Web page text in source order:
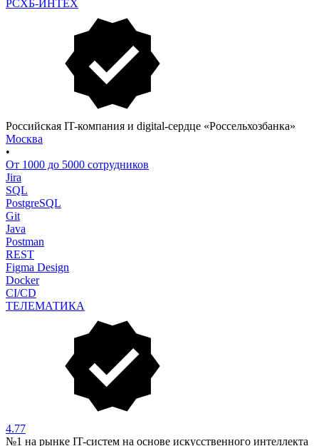
РСХБ-ИНТЕХ
Российская IT-компания и digital-сердце «Россельхозбанка»
Москва
•
От 1000 до 5000 сотрудников
Jira
SQL
PostgreSQL
Git
Java
Postman
REST
Figma Design
Docker
CI/CD
ТЕЛЕМАТИКА
4.77
№1 на рынке IT-систем на основе искусственного интеллекта